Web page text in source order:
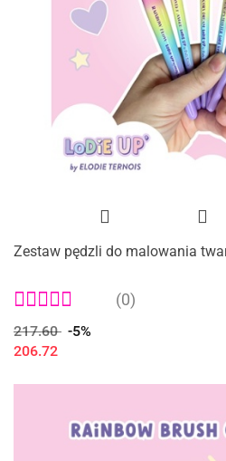
Zestaw pędzli do malowania
(0)
217.60 -5%
206.72